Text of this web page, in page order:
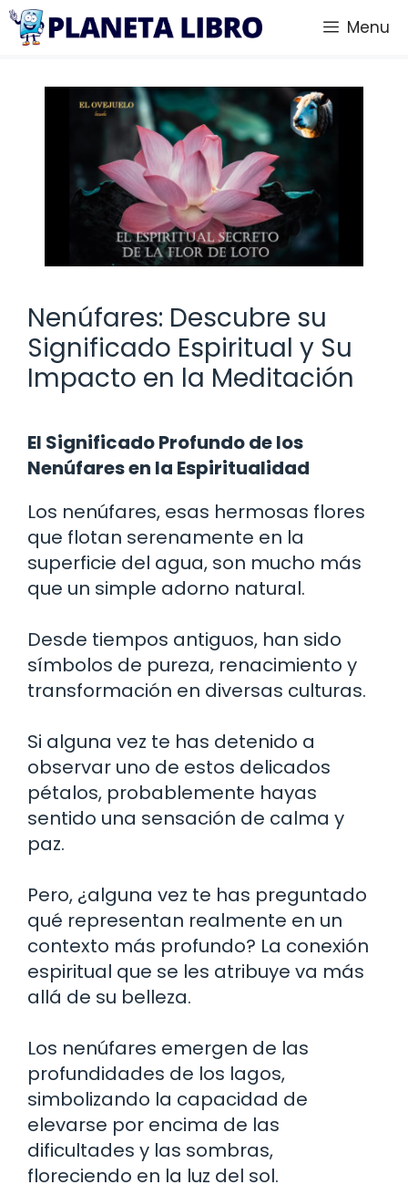
Saltar
Menu
Nenúfares: Descubre su
Significado Espiritual y Su
Impacto en la Meditación
El Significado Profundo de los
Nenúfares en la Espiritualidad
Los nenúfares, esas hermosas flores
que flotan serenamente en la
superficie del agua, son mucho más
que un simple adorno natural.
Desde tiempos antiguos, han sido
símbolos de pureza, renacimiento y
transformación en diversas culturas.
Si alguna vez te has detenido a
observar uno de estos delicados
pétalos, probablemente hayas
sentido una sensación de calma y
paz.
Pero, ¿alguna vez te has preguntado
qué representan realmente en un
contexto más profundo? La conexión
espiritual que se les atribuye va más
allá de su belleza.
Los nenúfares emergen de las
profundidades de los lagos,
simbolizando la capacidad de
elevarse por encima de las
dificultades y las sombras,
floreciendo en la luz del sol.